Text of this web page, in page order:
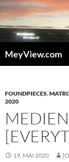
Zum
Inhalt
springen
MeyView.com
FOUNDPIECES,
2020
19. MAI 2020